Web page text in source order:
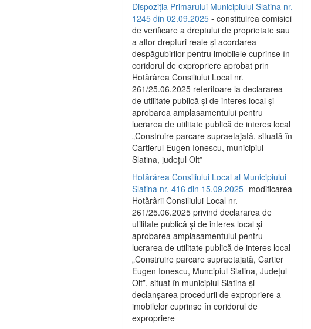
Dispoziția Primarului Municipiului Slatina nr.
1245 din 02.09.2025 - constituirea comisiei
de verificare a dreptului de proprietate sau
a altor drepturi reale și acordarea
despăgubirilor pentru imobilele cuprinse în
coridorul de expropriere aprobat prin
Hotărârea Consiliului Local nr.
261/25.06.2025 referitoare la declararea
de utilitate publică și de interes local și
aprobarea amplasamentului pentru
lucrarea de utilitate publică de interes local
„Construire parcare supraetajată, situată în
Cartierul Eugen Ionescu, municipiul
Slatina, județul Olt”
Hotărârea Consiliului Local al Municipiului
Slatina nr. 416 din 15.09.2025- modificarea
Hotărârii Consiliului Local nr.
261/25.06.2025 privind declararea de
utilitate publică și de interes local și
aprobarea amplasamentului pentru
lucrarea de utilitate publică de interes local
„Construire parcare supraetajată, Cartier
Eugen Ionescu, Muncipiul Slatina, Județul
Olt”, situat în municipiul Slatina și
declanșarea procedurii de expropriere a
imobilelor cuprinse în coridorul de
expropriere